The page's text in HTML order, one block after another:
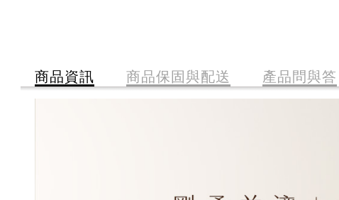
商品資訊 商品保固與配送 產品問與答